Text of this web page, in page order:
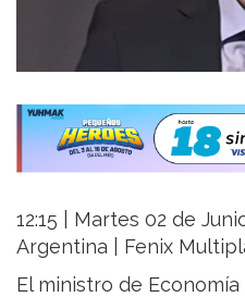
12:15 | Martes 02 de
Argentina | Fenix
El ministro de